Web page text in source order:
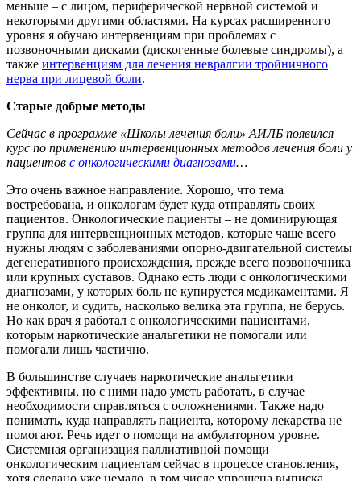
меньше – с лицом, периферической нервной системой и
некоторыми другими областями. На курсах расширенного
уровня я обучаю интервенциям при проблемах с
позвоночными дисками (дискогенные болевые синдромы), а
также интервенциям для лечения невралгии тройничного
нерва при лицевой боли.
Старые добрые методы
Сейчас в программе «Школы лечения боли» АИЛБ появился
курс по применению интервенционных методов лечения боли у
пациентов с онкологическими диагнозами…
Это очень важное направление. Хорошо, что тема
востребована, и онкологам будет куда отправлять своих
пациентов. Онкологические пациенты – не доминирующая
группа для интервенционных методов, которые чаще всего
нужны людям с заболеваниями опорно-двигательной системы
дегенеративного происхождения, прежде всего позвоночника
или крупных суставов. Однако есть люди с онкологическими
диагнозами, у которых боль не купируется медикаментами. Я
не онколог, и судить, насколько велика эта группа, не берусь.
Но как врач я работал с онкологическими пациентами,
которым наркотические анальгетики не помогали или
помогали лишь частично.
В большинстве случаев наркотические анальгетики
эффективны, но с ними надо уметь работать, в случае
необходимости справляться с осложнениями. Также надо
понимать, куда направлять пациента, которому лекарства не
помогают. Речь идет о помощи на амбулаторном уровне.
Системная организация паллиативной помощи
онкологическим пациентам сейчас в процессе становления,
хотя сделано уже немало, в том числе упрощена выписка